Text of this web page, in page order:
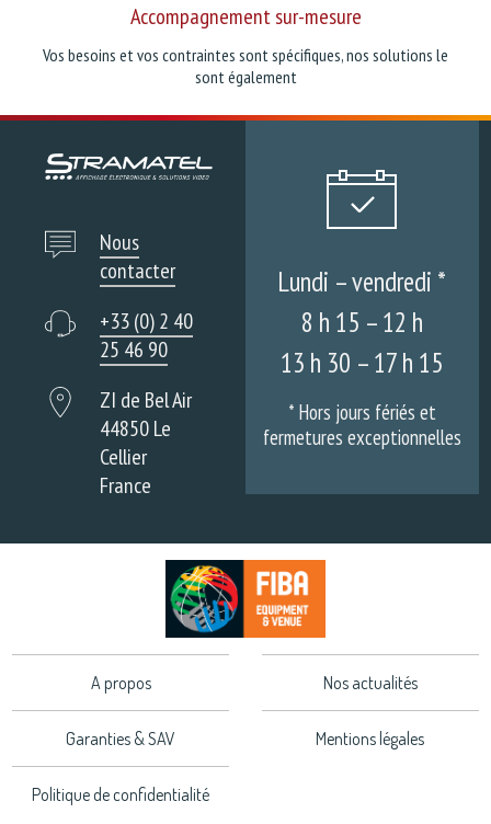
Accompagnement sur-mesure
Vos besoins et vos contraintes sont spécifiques, nos solutions le
sont également
Nous
contacter
+33 (0) 2 40
25 46 90
ZI de Bel Air
44850 Le
Cellier
France
Lundi – vendredi *
8 h 15 – 12 h
13 h 30 – 17 h 15
* Hors jours fériés et
fermetures exceptionnelles
A propos Nos actualités
Garanties & SAV Mentions légales
Politique de confidentialité